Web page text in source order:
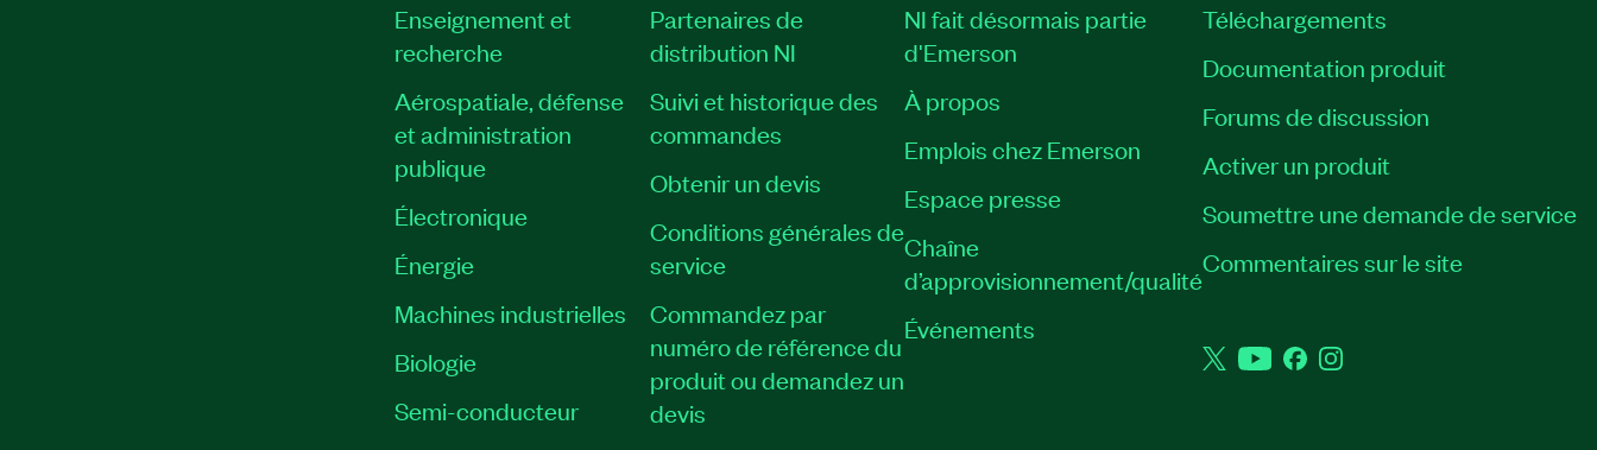
Enseignement et
recherche
Aérospatiale, défense
et administration
publique
Électronique
Énergie​
Machines industrielles
Biologie
Semi-conducteur
Partenaires de
distribution NI
Suivi et historique des
commandes
Obtenir un devis
Conditions générales de
service
Commandez par
numéro de référence du
produit ou demandez un
devis
NI fait désormais partie
d'Emerson
À propos
Emplois chez Emerson
Espace presse
Chaîne
d’approvisionnement/qualité
Événements
Téléchargements
Documentation produit
Forums de discussion
Activer un produit
Soumettre une demande de service
Commentaires sur le site
TwitterYouTubeFacebookInstagram